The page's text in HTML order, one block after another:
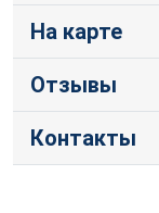
На карте
Отзывы
Контакты